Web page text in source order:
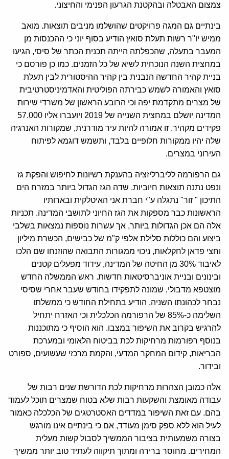
צמצום האבטלה ובהקטנת הגרעון הפנימי והחיצוני.
בינתיים גם המגה פרויקטים שהושלמו מניבים תוצאות. מואב
ממיש יו"ר רשות תעלת סואץ הודיע בסוף יוני כי ההכנסות מן
המעבר בתעלה, שהכפלתה הייתה תכנית הכתר של סיסי, הגיעו
במחצית השנה הנוכחית לשיא של כל הזמנים. כמו כן פורסם כי
בניית קהיר החדשה הנבנית בין קהיר ההיסטורית לבין תעלת
סואץ והאמורה לשמש כבירתה הפוליטית והאדמיניסטרטיבית
של מצרים מתקדמת יפה וכי הרובע הראשון של משרדי שירות
המדינה יושלם במחצית השנייה של 2019 ויועברו אליו 57.000
פקידים מקהיר. זו אמורה להיות עיר מודרנית, שמקורות האנרגיה
שלה יהיו ממקורות חלופיים בלבד, ותשמש דוגמא לפיתוח
העירוני במצרים.
גם הרפורמה לליברליזציה בהענקת רשיונות לחיפוש והפקת גז
ונפט נתנה תוצאות חיוביות. שדה הגז הגדול ביותר במזרח הים
התיכון " זור" נתגלה ע"י חברת אני האיטלקית ובארותיו
הראשונות כבר מספקות את הגז החיוני לתושבי המדינה. תכניות
אלה הם אכן הגדולות ביותר, אך עשרות נוספות נמצאות בשלבי
ביצוע והם כוללות סלילת אלפי ק"מ של כבישים, הכשרת מיליון
וחצי פדאן לחקלאות, ניכוי ממגורות התבואה שהוזנחו שם הלכו
לאיבוד 30% מן החיטה של המדינה, עידוד מפעלים קטנים
ובינונים ובניית אוניברסיטאות חדשות. ראש הממשלה החדש
מוצטפא מדבולי, שמונה לתפקידו בחודש שעבר אחרי שסיסי
נבחר לכהונתו השניה, הודיע בתחילת החודש כי ממשלתו
השלימה כ-85% של הרפורמה הכלכלית וכי האזרח יתחיל
להרגיש בקרוב את השיפור במצבו. הוא הוסיף כי מתוכננות
בנוסף רפורמות מרחיקות לכת בביטוח הלאומי ובמערכת
הבריאות, קידום המחקר המדעי, והקמת מרכזי שעשועים, ספורט
ובידור.
אלה כמובן הצהרות מרחיקות לכת הדורשת שנים רבות של
עבודה מאומצת והשקעות רבות שלא בטוח שמצרים תוכל לעמוד
בהם. עם זאת השיפור במדדים האסטרטגים של הכלכלה כאמור
לעיל הוא ללא ספק סימן מעודד, אם כי בינתיים אינו מורגש
בצורה משמעותית בציבור הממשיך לסבול קשות מעלית
המחירים. מחוסר ברירה ומתוך תיקווה לעתיד טוב יותר ממשיך